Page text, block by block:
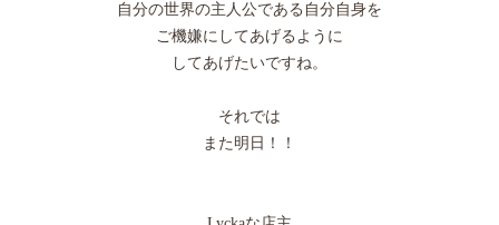
自分の世界の主人公である自分自身を
ご機嫌にしてあげるように
してあげたいですね。
それでは
また明日！！